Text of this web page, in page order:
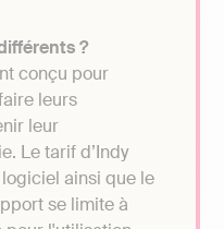
?
conçu pour
leurs
leur
Le tarif d’Indy
ainsi que le
se limite à